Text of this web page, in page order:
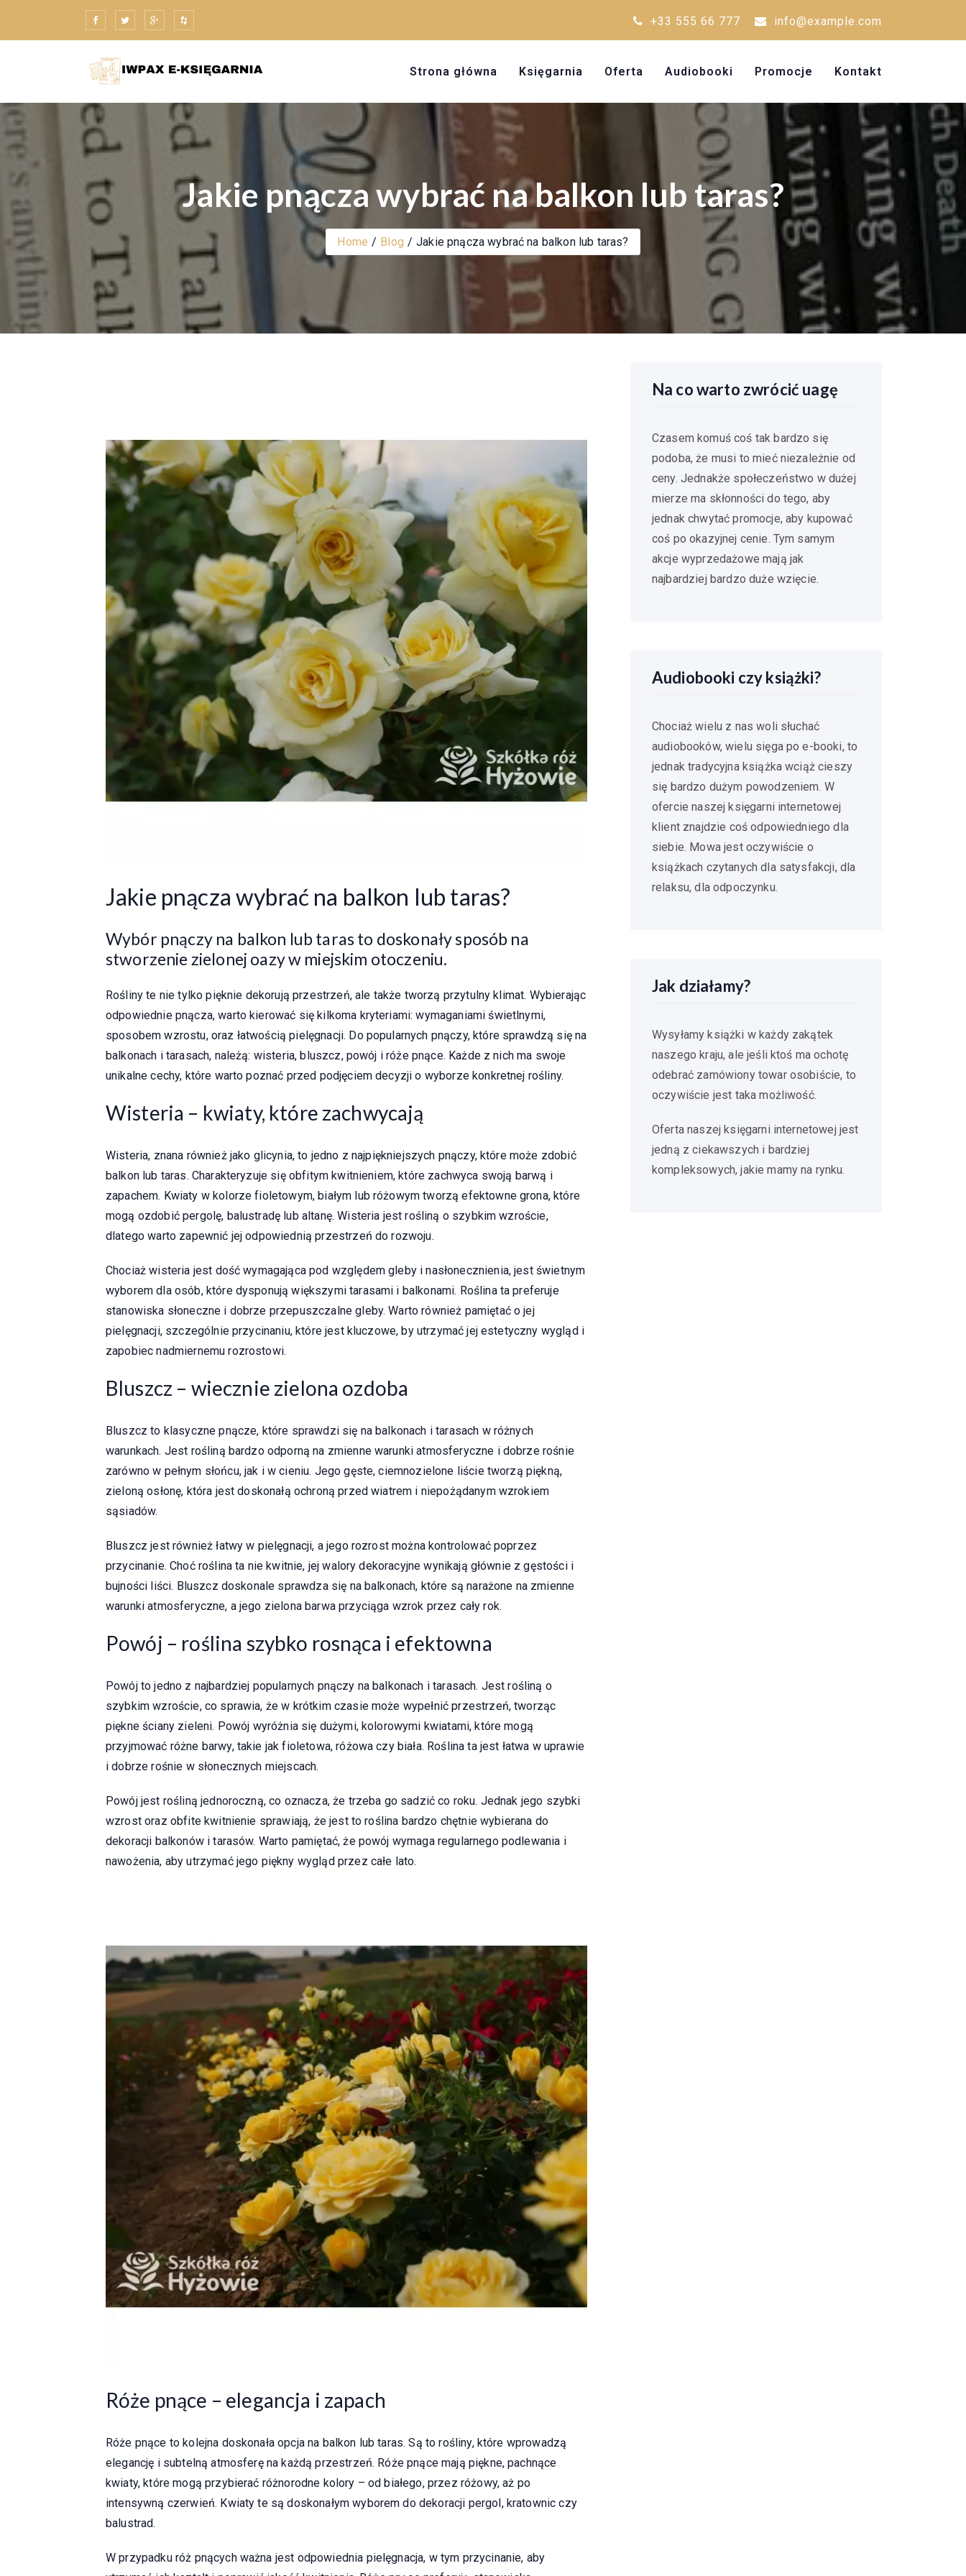
+33 555 66 777 info@example.com
Strona główna Księgarnia Oferta Audiobooki Promocje Kontakt
Jakie pnącza wybrać na balkon lub taras?
Home Blog Jakie pnącza wybrać na balkon lub taras?
Jakie pnącza wybrać na balkon lub taras?
Wybór pnączy na balkon lub taras to doskonały sposób na
stworzenie zielonej oazy w miejskim otoczeniu.
Rośliny te nie tylko pięknie dekorują przestrzeń, ale także tworzą przytulny klimat. Wybierając
odpowiednie pnącza, warto kierować się kilkoma kryteriami: wymaganiami świetlnymi,
sposobem wzrostu, oraz łatwością pielęgnacji. Do popularnych pnączy, które sprawdzą się na
balkonach i tarasach, należą: wisteria, bluszcz, powój i róże pnące. Każde z nich ma swoje
unikalne cechy, które warto poznać przed podjęciem decyzji o wyborze konkretnej rośliny.
Wisteria – kwiaty, które zachwycają
Wisteria, znana również jako glicynia, to jedno z najpiękniejszych pnączy, które może zdobić
balkon lub taras. Charakteryzuje się obfitym kwitnieniem, które zachwyca swoją barwą i
zapachem. Kwiaty w kolorze fioletowym, białym lub różowym tworzą efektowne grona, które
mogą ozdobić pergolę, balustradę lub altanę. Wisteria jest rośliną o szybkim wzroście,
dlatego warto zapewnić jej odpowiednią przestrzeń do rozwoju.
Chociaż wisteria jest dość wymagająca pod względem gleby i nasłonecznienia, jest świetnym
wyborem dla osób, które dysponują większymi tarasami i balkonami. Roślina ta preferuje
stanowiska słoneczne i dobrze przepuszczalne gleby. Warto również pamiętać o jej
pielęgnacji, szczególnie przycinaniu, które jest kluczowe, by utrzymać jej estetyczny wygląd i
zapobiec nadmiernemu rozrostowi.
Bluszcz – wiecznie zielona ozdoba
Bluszcz to klasyczne pnącze, które sprawdzi się na balkonach i tarasach w różnych
warunkach. Jest rośliną bardzo odporną na zmienne warunki atmosferyczne i dobrze rośnie
zarówno w pełnym słońcu, jak i w cieniu. Jego gęste, ciemnozielone liście tworzą piękną,
zieloną osłonę, która jest doskonałą ochroną przed wiatrem i niepożądanym wzrokiem
sąsiadów.
Bluszcz jest również łatwy w pielęgnacji, a jego rozrost można kontrolować poprzez
przycinanie. Choć roślina ta nie kwitnie, jej walory dekoracyjne wynikają głównie z gęstości i
bujności liści. Bluszcz doskonale sprawdza się na balkonach, które są narażone na zmienne
warunki atmosferyczne, a jego zielona barwa przyciąga wzrok przez cały rok.
Powój – roślina szybko rosnąca i efektowna
Powój to jedno z najbardziej popularnych pnączy na balkonach i tarasach. Jest rośliną o
szybkim wzroście, co sprawia, że w krótkim czasie może wypełnić przestrzeń, tworząc
piękne ściany zieleni. Powój wyróżnia się dużymi, kolorowymi kwiatami, które mogą
przyjmować różne barwy, takie jak fioletowa, różowa czy biała. Roślina ta jest łatwa w uprawie
i dobrze rośnie w słonecznych miejscach.
Powój jest rośliną jednoroczną, co oznacza, że trzeba go sadzić co roku. Jednak jego szybki
wzrost oraz obfite kwitnienie sprawiają, że jest to roślina bardzo chętnie wybierana do
dekoracji balkonów i tarasów. Warto pamiętać, że powój wymaga regularnego podlewania i
nawożenia, aby utrzymać jego piękny wygląd przez całe lato.
Róże pnące – elegancja i zapach
Róże pnące to kolejna doskonała opcja na balkon lub taras. Są to rośliny, które wprowadzą
elegancję i subtelną atmosferę na każdą przestrzeń. Róże pnące mają piękne, pachnące
kwiaty, które mogą przybierać różnorodne kolory – od białego, przez różowy, aż po
intensywną czerwień. Kwiaty te są doskonałym wyborem do dekoracji pergol, kratownic czy
balustrad.
W przypadku róż pnących ważna jest odpowiednia pielęgnacja, w tym przycinanie, aby
Na co warto zwrócić uagę
Czasem komuś coś tak bardzo się
podoba, że musi to mieć niezależnie od
ceny. Jednakże społeczeństwo w dużej
mierze ma skłonności do tego, aby
jednak chwytać promocje, aby kupować
coś po okazyjnej cenie. Tym samym
akcje wyprzedażowe mają jak
najbardziej bardzo duże wzięcie.
Audiobooki czy książki?
Chociaż wielu z nas woli słuchać
audiobooków, wielu sięga po e-booki, to
jednak tradycyjna książka wciąż cieszy
się bardzo dużym powodzeniem. W
ofercie naszej księgarni internetowej
klient znajdzie coś odpowiedniego dla
siebie. Mowa jest oczywiście o
książkach czytanych dla satysfakcji, dla
relaksu, dla odpoczynku.
Jak działamy?
Wysyłamy książki w każdy zakątek
naszego kraju, ale jeśli ktoś ma ochotę
odebrać zamówiony towar osobiście, to
oczywiście jest taka możliwość.
Oferta naszej księgarni internetowej jest
jedną z ciekawszych i bardziej
kompleksowych, jakie mamy na rynku.